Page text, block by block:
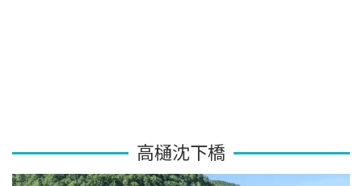
高樋沈下橋